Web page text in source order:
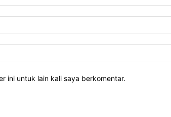
ini untuk lain kali saya berkomentar.